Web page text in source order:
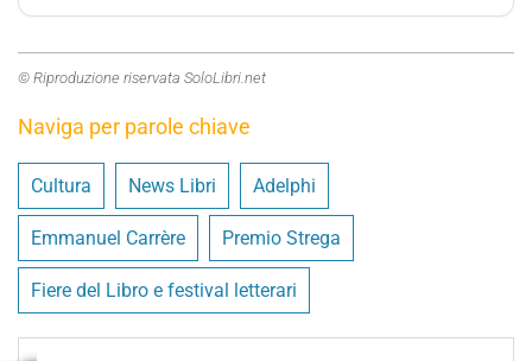
© Riproduzione riservata SoloLibri.net
Naviga per parole chiave
Cultura News Libri Adelphi
Emmanuel Carrère Premio Strega
Fiere del Libro e festival letterari